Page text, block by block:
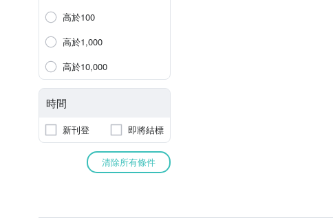
高於100
高於1,000
高於10,000
時間
新刊登 即將結標
清除所有條件